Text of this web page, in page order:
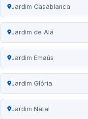
Jardim Casablanca
Jardim de Alá
Jardim Emaús
Jardim Glória
Jardim Natal